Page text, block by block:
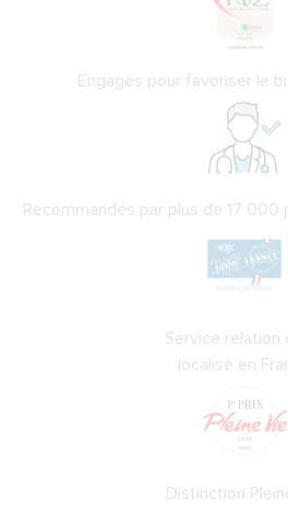
Engagés pour favoriser le
Recommandés par plus de 17
Service relation
localisé en
Distinction